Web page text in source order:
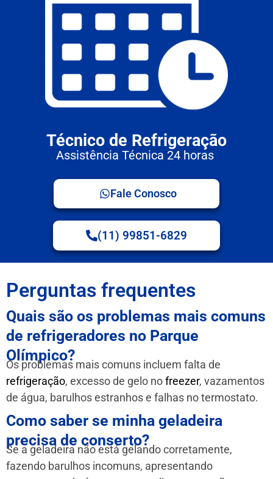
Técnico de Refrigeração
Assistência Técnica 24 horas
Fale Conosco
(11) 99851-6829
Perguntas frequentes
Quais são os problemas mais comuns
de refrigeradores no Parque
Olímpico?
Os problemas mais comuns incluem falta de
refrigeração, excesso de gelo nofreezer, vazamentos
de água, barulhos estranhos e falhas no termostato.
Como saber se minha geladeira
precisa de conserto?
Se a geladeira não está gelando corretamente,
fazendo barulhos incomuns, apresentando